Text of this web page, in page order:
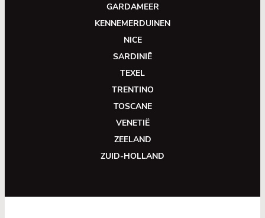
GARDAMEER
KENNEMERDUINEN
NICE
SARDINIË
TEXEL
TRENTINO
TOSCANE
VENETIË
ZEELAND
ZUID-HOLLAND